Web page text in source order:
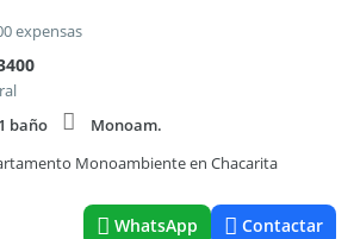
expensas
1 baño
Monoam.
Monoambiente en Chacarita
WhatsApp Contactar